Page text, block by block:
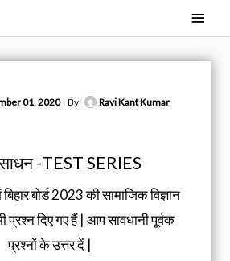
Main
Menu
01, 2020 By Ravi Kant Kumar
-TEST SERIES
बोर्ड 2023 की सामाजिक विज्ञान
प्रश्न दिए गए हैं | आप सावधानी पूर्वक
प्रश्नों के उत्तर दें |